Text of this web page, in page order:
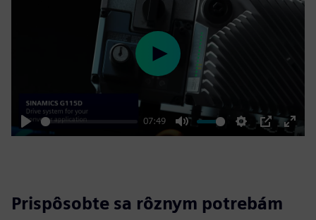
Play
07:49
Mute Settings
PIP
Enter
Play
Prispôsobte sa rôznym potrebám